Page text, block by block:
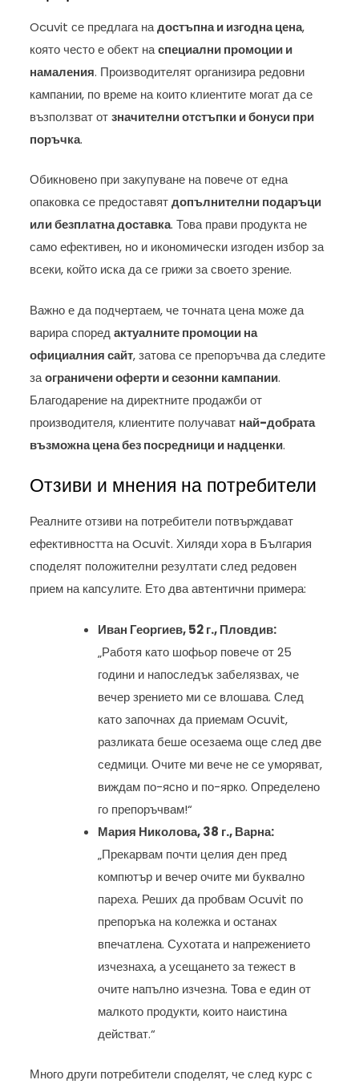
Ocuvit се предлага надостъпна и изгодна цена,
която често е обект наспециални промоции и
намаления. Производителят организира редовни
кампании, по време на които клиентите могат да се
възползват отзначителни отстъпки и бонуси при
поръчка.
Обикновено при закупуване на повече от една
опаковка се предоставятдопълнителни подаръци
или безплатна доставка. Това прави продукта не
само ефективен, но и икономически изгоден избор за
всеки, който иска да се грижи за своето зрение.
Важно е да подчертаем, че точната цена може да
варира споредактуалните промоции на
официалния сайт, затова се препоръчва да следите
заограничени оферти и сезонни кампании.
Благодарение на директните продажби от
производителя, клиентите получават най-добрата
възможна цена без посредници и надценки.
Отзиви и мнения на потребители
Реалните отзиви на потребители потвърждават
ефективността на Ocuvit. Хиляди хора в България
споделят положителни резултати след редовен
прием на капсулите. Ето два автентични примера:
Иван Георгиев, 52 г., Пловдив:
„Работя като шофьор повече от 25
години и напоследък забелязвах, че
вечер зрението ми се влошава. След
като започнах да приемам Ocuvit,
разликата беше осезаема още след две
седмици. Очите ми вече не се уморяват,
виждам по-ясно и по-ярко. Определено
го препоръчвам!“
Мария Николова, 38 г., Варна:
„Прекарвам почти целия ден пред
компютър и вечер очите ми буквално
пареха. Реших да пробвам Ocuvit по
препоръка на колежка и останах
впечатлена. Сухотата и напрежението
изчезнаха, а усещането за тежест в
очите напълно изчезна. Това е един от
малкото продукти, които наистина
действат.“
Много други потребители споделят, че след курс с